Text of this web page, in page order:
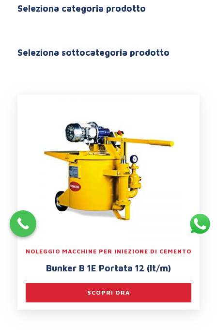
Seleziona categoria prodotto
Seleziona sottocategoria prodotto
NOLEGGIO MACCHINE PER INIEZIONE DI CEMENTO
Bunker B 1E Portata 12 (lt/m)
SCOPRI ORA